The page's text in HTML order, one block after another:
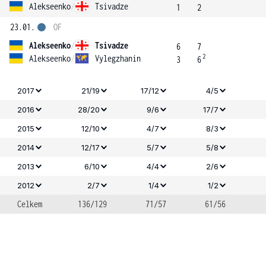
Alekseenko/ Tsivadze
1
2
23.01.
Alekseenko/
Tsivadze
Alekseenko/ Vylegzhanin
OF
6
3
7
62
2017 21/19 17/12
4/5
2016
28/20 9/6 17/7
2015
12/10 4/7
8/3
2014
12/17 5/7 5/8
2013
6/10 4/4
2/6
2012
2/7 1/4 1/2
Celkem 136/129 71/57 61/56